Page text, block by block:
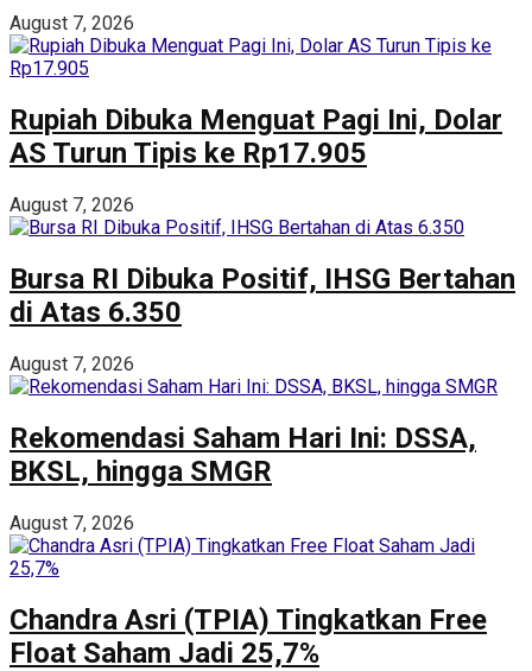
August 7, 2026
Rupiah Dibuka Menguat Pagi Ini, Dolar
AS Turun Tipis ke Rp17.905
August 7, 2026
Bursa RI Dibuka Positif, IHSG Bertahan
di Atas 6.350
August 7, 2026
Rekomendasi Saham Hari Ini: DSSA,
BKSL, hingga SMGR
August 7, 2026
Chandra Asri (TPIA) Tingkatkan Free
Float Saham Jadi 25,7%